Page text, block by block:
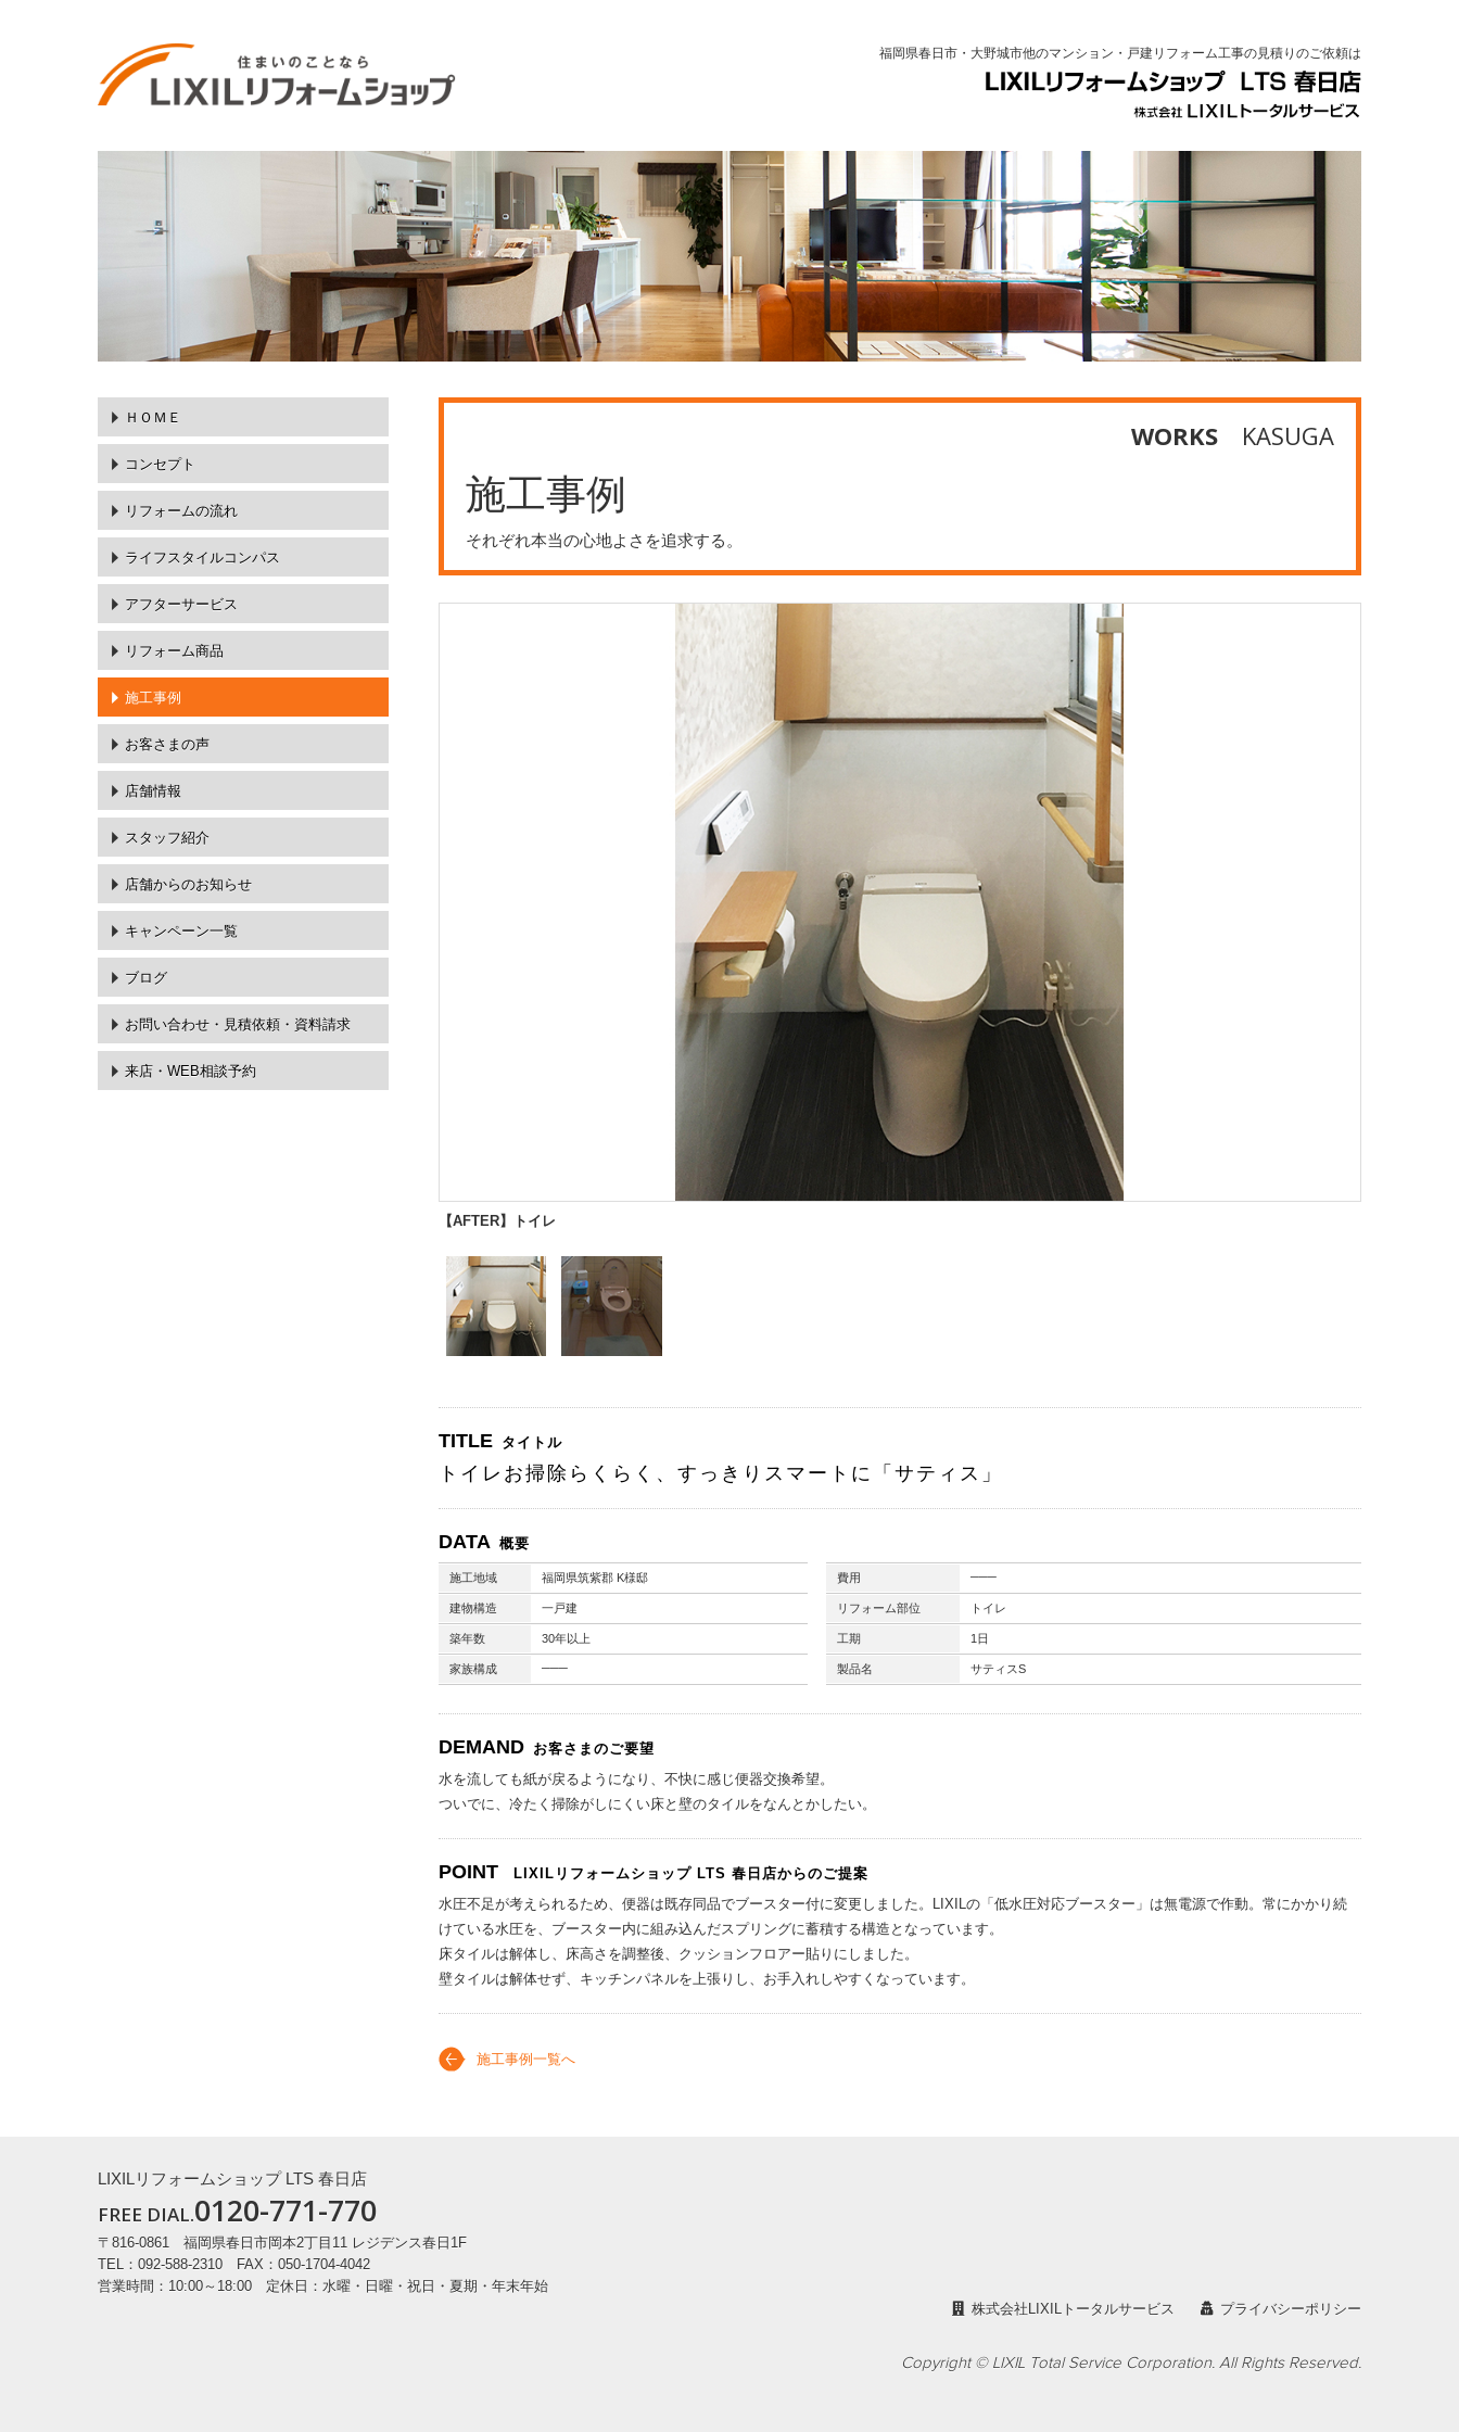
福岡県春日市・大野城市他のマンション・戸建リフォーム工事の見積りのご依頼は
ＨＯＭＥ
コンセプト
リフォームの流れ
ライフスタイルコンパス
アフターサービス
リフォーム商品
施工事例
お客さまの声
店舗情報
スタッフ紹介
店舗からのお知らせ
キャンペーン一覧
ブログ
お問い合わせ・ 見積依頼・資料請求
来店・WEB相談予約
WORKS KASUGA
施工事例
それぞれ本当の心地よさを追求する。
【AFTER】トイレ
TITLE タイトル
トイレお掃除らくらく、すっきりスマートに「サティス」
DATA 概要
施工地域 福岡県筑紫郡 K様邸
建物構造 一戸建
築年数 30年以上
家族構成 ───
費用 ───
リフォーム部位 トイレ
工期 1日
製品名 サティスS
DEMAND お客さまのご要望
水を流しても紙が戻るようになり、不快に感じ便器交換希望。
ついでに、冷たく掃除がしにくい床と壁のタイルをなんとかしたい。
POINT LIXILリフォームショップ LTS 春日店からのご提案
水圧不足が考えられるため、便器は既存同品でブースター付に変更しました。LIXILの「低水圧対応ブースター」は無電源で作動。常にかかり続
けている水圧を、ブースター内に組み込んだスプリングに蓄積する構造となっています。
床タイルは解体し、床高さを調整後、クッションフロアー貼りにしました。
壁タイルは解体せず、キッチンパネルを上張りし、お手入れしやすくなっています。
施工事例一覧へ
LIXILリフォームショップ LTS 春日店
FREE DIAL.0120-771-770
〒816-0861 福岡県春日市岡本2丁目11 レジデンス春日1F
TEL：092-588-2310 FAX：050-1704-4042
営業時間：10:00～18:00 定休日：水曜・日曜・祝日・夏期・年末年始
株式会社LIXILトータルサービス
プライバシーポリシー
Copyright © LIXIL Total Service Corporation. All Rights Reserved.